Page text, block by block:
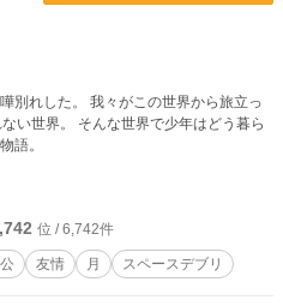
の世界から旅立っ
い世界。 そんな世界で少年はどう暮ら
語。
位 / 6,742件
友情 月 スペースデブリ